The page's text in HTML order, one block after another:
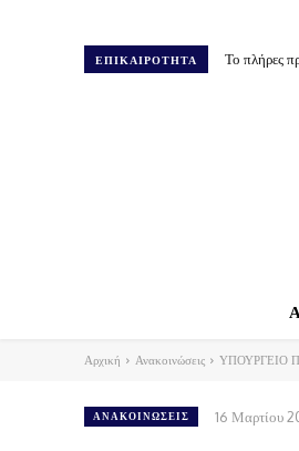
ΕΠΙΚΑΙΡΟΤΗΤΑ Το πλήρες
Αρχική Ανακοινώσεις ΥΠΟΥΡΓΕΙΟ
ΑΝΑΚΟΙΝΏΣΕΙΣ 16 Μαρτίου